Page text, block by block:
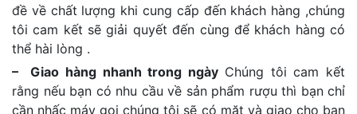
đề về chất lượng khi cung cấp đến khách hàng ,chúng
tôi cam kết sẽ giải quyết đến cùng để khách hàng có
thể hài lòng .
– Giao hàng nhanh trong ngày Chúng tôi cam kết
rằng nếu bạn có nhu cầu về sản phẩm rượu thì bạn chỉ
cần nhấc máy gọi chúng tôi sẽ có mặt và giao cho bạn